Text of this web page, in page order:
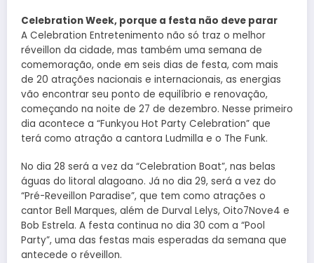
Celebration Week, porque a festa não deve parar
A Celebration Entretenimento não só traz o melhor
réveillon da cidade, mas também uma semana de
comemoração, onde em seis dias de festa, com mais
de 20 atrações nacionais e internacionais, as energias
vão encontrar seu ponto de equilíbrio e renovação,
começando na noite de 27 de dezembro. Nesse primeiro
dia acontece a “Funkyou Hot Party Celebration” que
terá como atração a cantora Ludmilla e o The Funk.
No dia 28 será a vez da “Celebration Boat”, nas belas
águas do litoral alagoano. Já no dia 29, será a vez do
“Pré-Reveillon Paradise”, que tem como atrações o
cantor Bell Marques, além de Durval Lelys, Oito7Nove4 e
Bob Estrela. A festa continua no dia 30 com a “Pool
Party”, uma das festas mais esperadas da semana que
antecede o réveillon.